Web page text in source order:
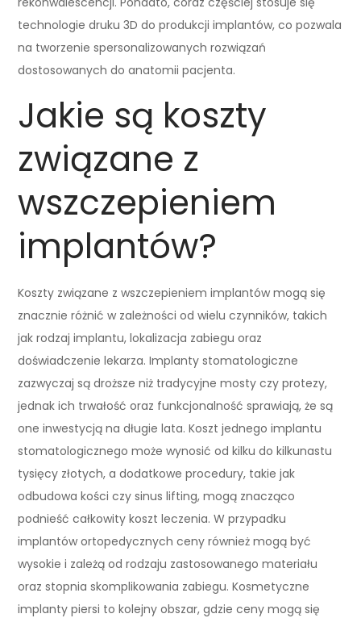
technologie druku 3D do produkcji implantów, co pozwala
na tworzenie spersonalizowanych rozwiązań
dostosowanych do anatomii pacjenta.
Jakie są koszty
związane z
wszczepieniem
implantów?
Koszty związane z wszczepieniem implantów mogą się
znacznie różnić w zależności od wielu czynników, takich
jak rodzaj implantu, lokalizacja zabiegu oraz
doświadczenie lekarza. Implanty stomatologiczne
zazwyczaj są droższe niż tradycyjne mosty czy protezy,
jednak ich trwałość oraz funkcjonalność sprawiają, że są
one inwestycją na długie lata. Koszt jednego implantu
stomatologicznego może wynosić od kilku do kilkunastu
tysięcy złotych, a dodatkowe procedury, takie jak
odbudowa kości czy sinus lifting, mogą znacząco
podnieść całkowity koszt leczenia. W przypadku
implantów ortopedycznych ceny również mogą być
wysokie i zależą od rodzaju zastosowanego materiału
oraz stopnia skomplikowania zabiegu. Kosmetyczne
implanty piersi to kolejny obszar, gdzie ceny mogą się